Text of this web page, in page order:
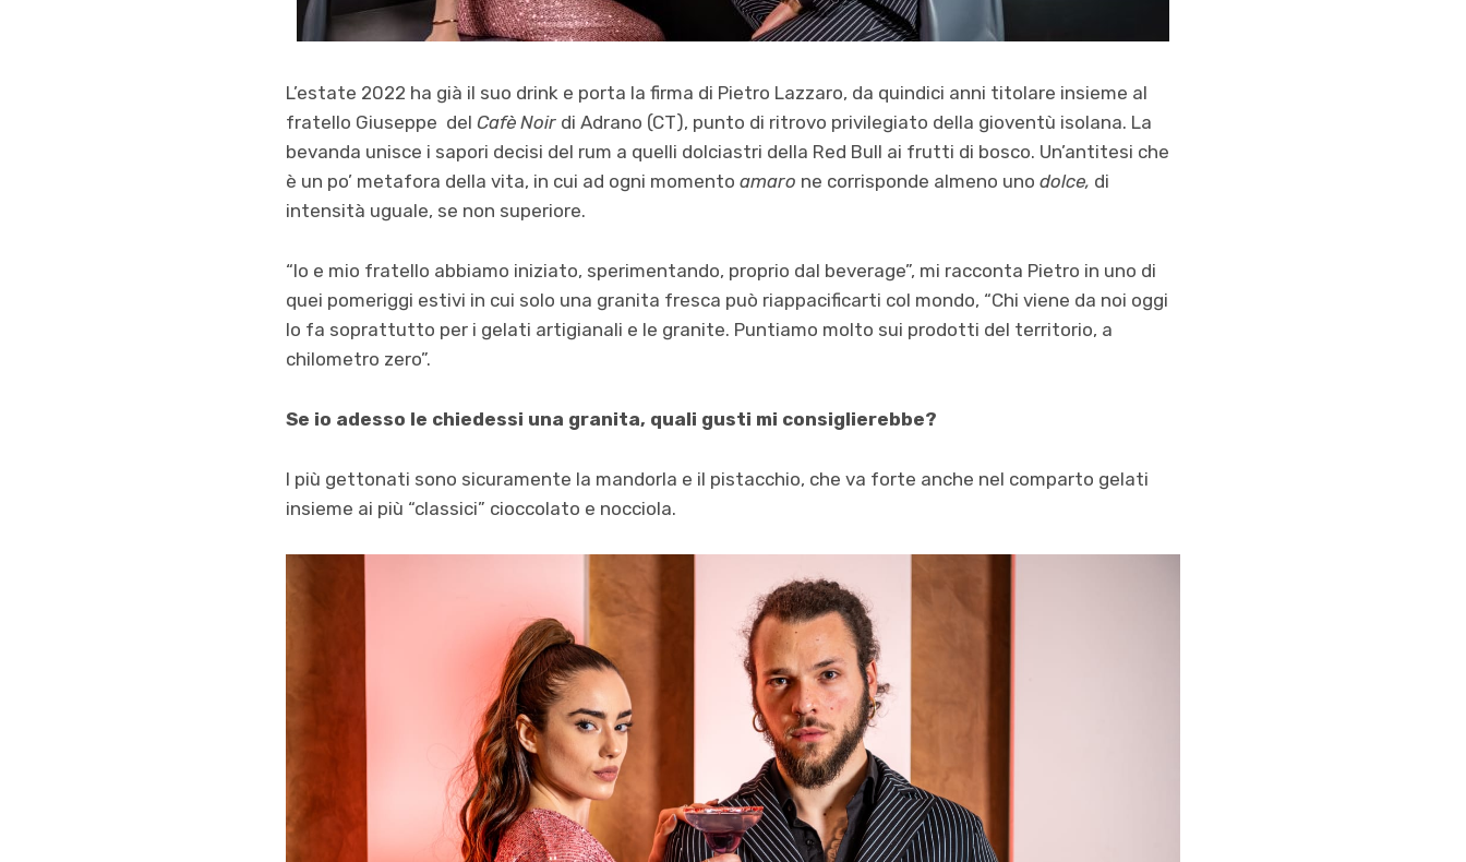
L’estate 2022 ha già il suo drink e porta la firma di Pietro Lazzaro, da quindici anni titolare insieme al
fratello Giuseppe del Cafè Noir di Adrano (CT), punto di ritrovo privilegiato della gioventù isolana. La
bevanda unisce i sapori decisi del rum a quelli dolciastri della Red Bull ai frutti di bosco. Un’antitesi che
è un po’ metafora della vita, in cui ad ogni momento amaro ne corrisponde almeno uno dolce, di
intensità uguale, se non superiore.
“Io e mio fratello abbiamo iniziato, sperimentando, proprio dal beverage”, mi racconta Pietro in uno di
quei pomeriggi estivi in cui solo una granita fresca può riappacificarti col mondo, “Chi viene da noi oggi
lo fa soprattutto per i gelati artigianali e le granite. Puntiamo molto sui prodotti del territorio, a
chilometro zero”.
Se io adesso le chiedessi una granita, quali gusti mi consiglierebbe?
I più gettonati sono sicuramente la mandorla e il pistacchio, che va forte anche nel comparto gelati
insieme ai più “classici” cioccolato e nocciola.